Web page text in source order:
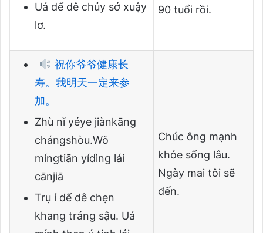
Uả dế dê chủy sớ xuậy
lơ.
90 tuổi rồi.
祝你爷爷健康长
寿。我明天一定来参
加。
Zhù nǐ yéye jiànkāng
chángshòu.Wǒ
míngtiān yídìng lái
cānjiā
Trụ ỉ dế dê chẹn
khang tráng sậu. Uả
Chúc ông mạnh
khỏe sống lâu.
Ngày mai tôi sẽ
đến.